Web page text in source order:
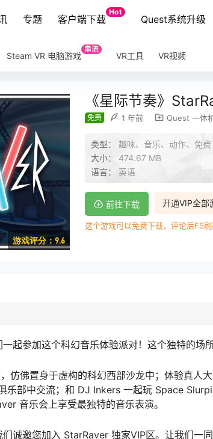
专题 客户端下载
Hot
Quest系统升级
Steam VR 电脑游戏
串流
VR工具 VR视频
游戏评分：9.6
《星际节奏》
免费 1 年前 Quest 一体
类型： 趣味、音乐、动作、免
大小： 474.67 MB
语言： 英语
开通VIP全部
前往下载
这个游戏可以免费下载，评论后F5刷
起参加这个科幻音乐体验派对！这个独特的场
仿佛置身于虚构的科幻西部沙龙中；体验真人
乐部中交流；和 DJ Inkers 一起玩 Space
音乐会上享受最独特的音乐表演。
诚邀您加入 StarRaver 独家VIP区。让我们一同